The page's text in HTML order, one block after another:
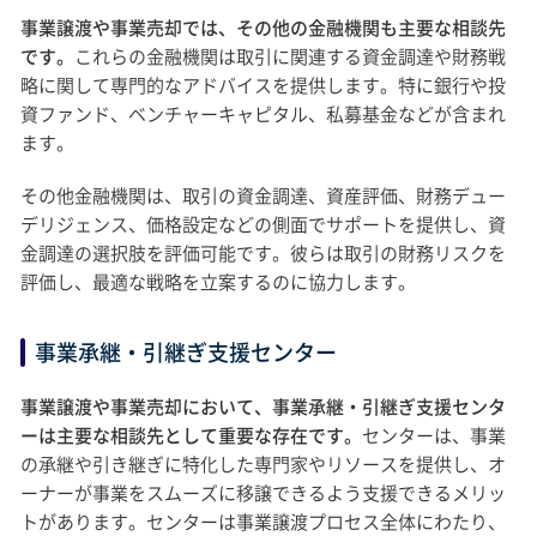
事業譲渡や事業売却では、その他の金融機関も主要な相談先
です。 これらの金融機関は取引に関連する資金調達や財務戦
略に関して専門的なアドバイスを提供します。特に銀行や投
資ファンド、ベンチャーキャピタル、私募基金などが含まれ
ます。
その他金融機関は、取引の資金調達、資産評価、財務デュー
デリジェンス、価格設定などの側面でサポートを提供し、資
金調達の選択肢を評価可能です。彼らは取引の財務リスクを
評価し、最適な戦略を立案するのに協力します。
事業承継・引継ぎ支援センター
事業譲渡や事業売却において、事業承継・引継ぎ支援センタ
ーは主要な相談先として重要な存在です。 センターは、事業
の承継や引き継ぎに特化した専門家やリソースを提供し、オ
ーナーが事業をスムーズに移譲できるよう支援できるメリッ
トがあります。センターは事業譲渡プロセス全体にわたり、